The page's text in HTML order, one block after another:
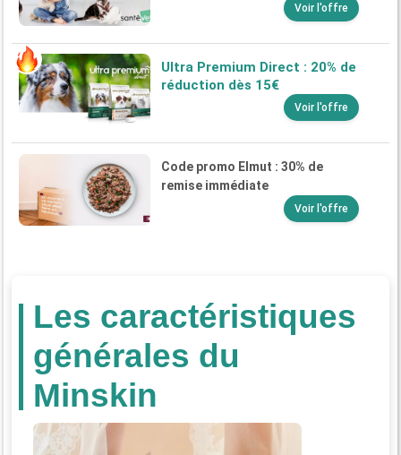
Voir l'offre
Ultra Premium Direct : 20% de
réduction dès 15€
Voir l'offre
Code promo Elmut : 30% de
remise immédiate
Voir l'offre
Les caractéristiques
générales du
Minskin